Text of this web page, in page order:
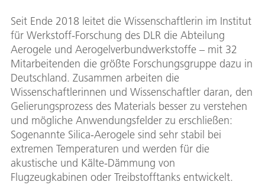
Seit Ende 2018 leitet die Wissenschaftlerin im Institut
für Werkstoff-Forschung des DLR die Abteilung
Aerogele und Aerogelverbundwerkstoffe – mit 32
Mitarbeitenden die größte Forschungsgruppe dazu in
Deutschland. Zusammen arbeiten die
Wissenschaftlerinnen und Wissenschaftler daran, den
Gelierungsprozess des Materials besser zu verstehen
und mögliche Anwendungsfelder zu erschließen:
Sogenannte Silica-Aerogele sind sehr stabil bei
extremen Temperaturen und werden für die
akustische und Kälte-Dämmung von
Flugzeugkabinen oder Treibstofftanks entwickelt.